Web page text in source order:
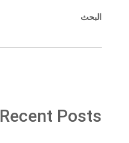
البحث
Recent Posts